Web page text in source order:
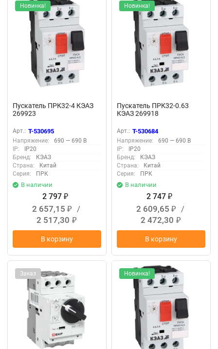
Новинка!
Пускатель ПРК32-4 КЭАЗ
269923
Арт.: T-530695
Напряжение:
690 — 690 В
IP:
IP20
Бренд:
КЭАЗ
Страна:
Китай
Серия:
ПРК
В наличии
2 797 ₽
2 657,15 ₽
/
2 517,30 ₽
В корзину
Новинка!
Пускатель ПРК32-0.63
КЭАЗ 269918
Арт.: T-530684
Напряжение:
690 — 690 В
IP:
IP20
Бренд:
КЭАЗ
Страна:
Китай
Серия:
ПРК
В наличии
2 747 ₽
2 609,65 ₽
/
2 472,30 ₽
В корзину
Заказ Новинка!